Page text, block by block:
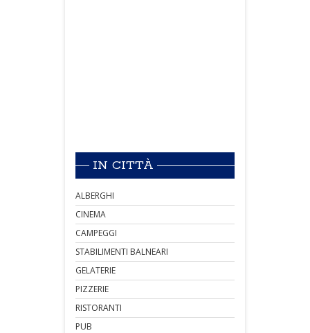
IN CITTÀ
ALBERGHI
CINEMA
CAMPEGGI
STABILIMENTI BALNEARI
GELATERIE
PIZZERIE
RISTORANTI
PUB